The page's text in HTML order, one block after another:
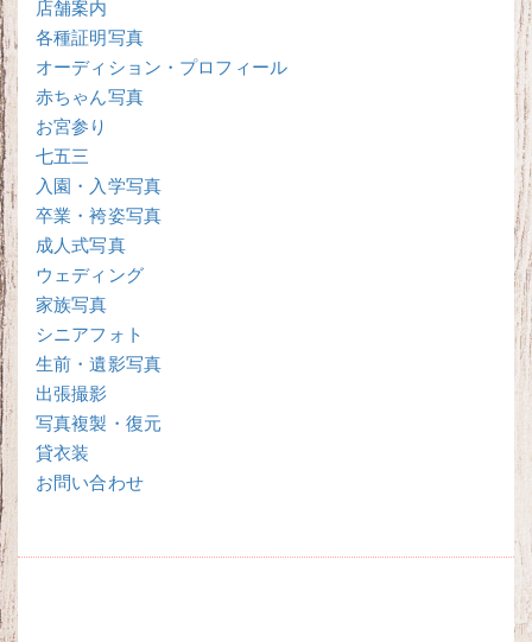
店舗案内
各種証明写真
オーディション・プロフィール
赤ちゃん写真
お宮参り
七五三
入園・入学写真
卒業・袴姿写真
成人式写真
ウェディング
家族写真
シニアフォト
生前・遺影写真
出張撮影
写真複製・復元
貸衣装
お問い合わせ